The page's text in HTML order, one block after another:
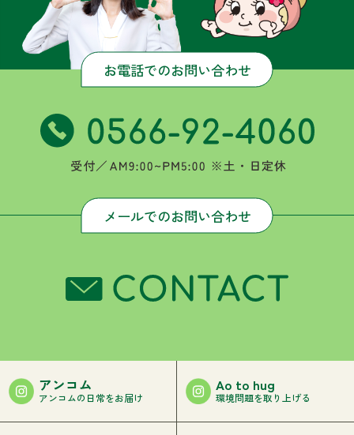
お電話でのお問い合わせ
メールでのお問い合わせ
アンコム
アンコムの日常をお届け
Ao to hug
環境問題を取り上げる